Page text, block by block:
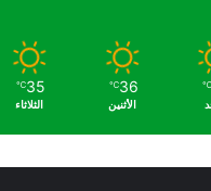
℃
36
℃
الأثنين
35
℃
الثلاثاء